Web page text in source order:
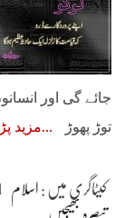
جائے گی اور
توڑ پھوڑ
مزید
کیٹاگری میں : اسلام
تبصرہ بھیجیں